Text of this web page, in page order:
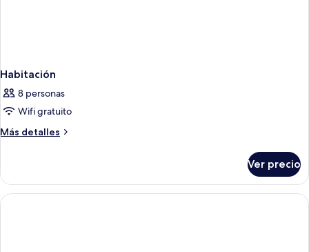
Habitación
8 personas
Wifi gratuito
Más detalles
Más
Ver precio